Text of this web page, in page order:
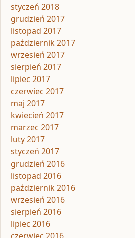
styczeń 2018
grudzień 2017
listopad 2017
październik 2017
wrzesień 2017
sierpień 2017
lipiec 2017
czerwiec 2017
maj 2017
kwiecień 2017
marzec 2017
luty 2017
styczeń 2017
grudzień 2016
listopad 2016
październik 2016
wrzesień 2016
sierpień 2016
lipiec 2016